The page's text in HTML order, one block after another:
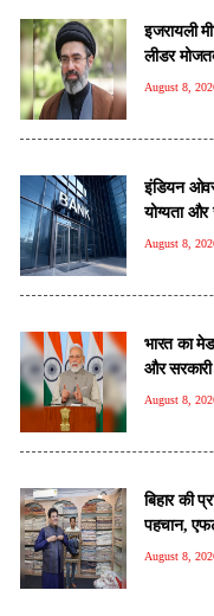
इजरायली
लीडर
August 8,
इंडियन
योग्यता और
August 8,
भारत का
और
August 8,
बिहार की
पहचान,
August 8,